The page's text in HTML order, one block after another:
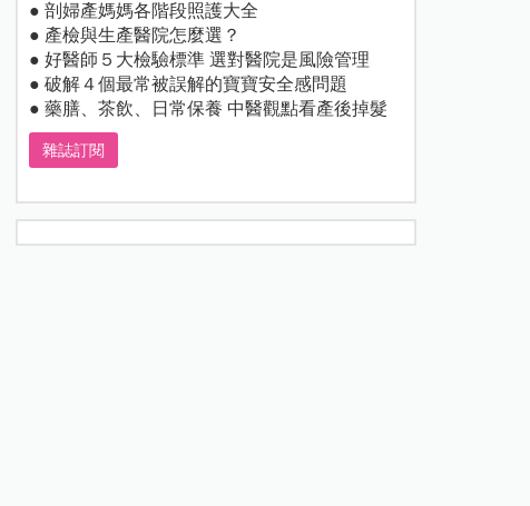
● 剖婦產媽媽各階段照護大全
● 產檢與生產醫院怎麼選？
● 好醫師５大檢驗標準 選對醫院是風險管理
● 破解４個最常被誤解的寶寶安全感問題
● 藥膳、茶飲、日常保養 中醫觀點看產後掉髮
雜誌訂閱